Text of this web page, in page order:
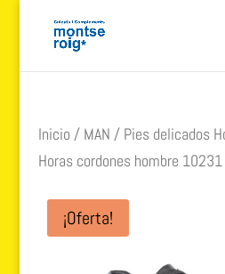
Inicio / MAN / Pies delicados
Horas cordones hombre
¡Oferta!